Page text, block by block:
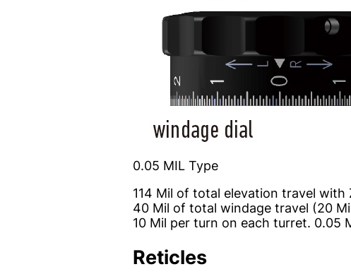
0.05 MIL Type
114 Mil of total elevation travel
40 Mil of total windage travel (20
10 Mil per turn on each turret. 0.05
Reticles